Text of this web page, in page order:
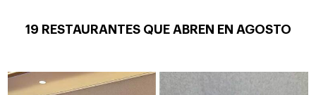
19 RESTAURANTES QUE ABREN EN AGOSTO